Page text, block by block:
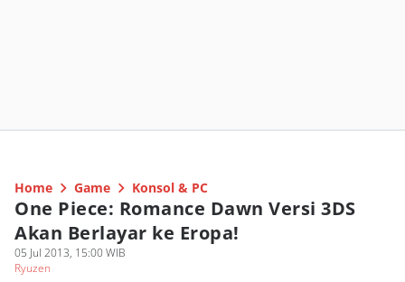
Home Game Konsol & PC
One Piece: Romance Dawn Versi 3DS
Akan Berlayar ke Eropa!
05 Jul 2013, 15:00 WIB
Ryuzen